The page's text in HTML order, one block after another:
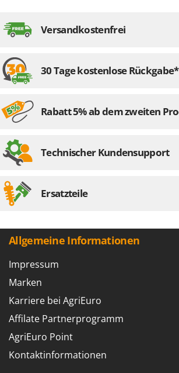
Ompagrill
Outdoorchef
P
Palazzetti
Partisani
Paterlini
Pramac
R
Rato
Reber
Redback
Resto Italia
Ribimex
Ripartrak
Versandkostenfrei
30 Tage kostenlose Rückgabe*
Rabatt 5% ab dem zweiten
Technischer Kundensupport
Ersatzteile
Allgemeine Informationen
Impressum
Marken
Karriere bei AgriEuro
Affilate Partnerprogramm
AgriEuro Point
Kontaktinformationen